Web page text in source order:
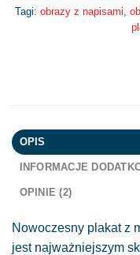
Tagi: obrazy z napisami
OPIS
INFORMACJE
OPINIE (2)
Nowoczesny plakat z
jest najważniejszym